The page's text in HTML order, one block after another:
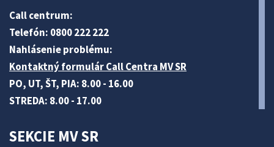
Call centrum:
Telefón: 0800 222 222
Nahlásenie problému:
Kontaktný formulár Call Centra MV SR
PO, UT, ŠT, PIA: 8.00 - 16.00
STREDA: 8.00 - 17.00
SEKCIE MV SR